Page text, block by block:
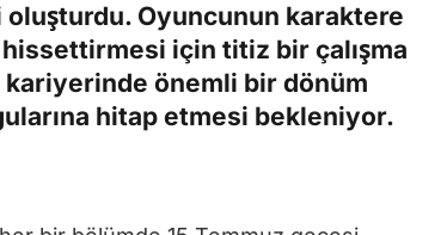
Oyuncunun karaktere
için titiz bir çalışma
önemli bir dönüm
hitap etmesi bekleniyor.